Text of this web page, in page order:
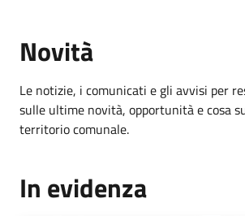
Novità
Le notizie, i comunicati e gli avvisi per
sulle ultime novità, opportunità e cosa
territorio comunale.
In evidenza